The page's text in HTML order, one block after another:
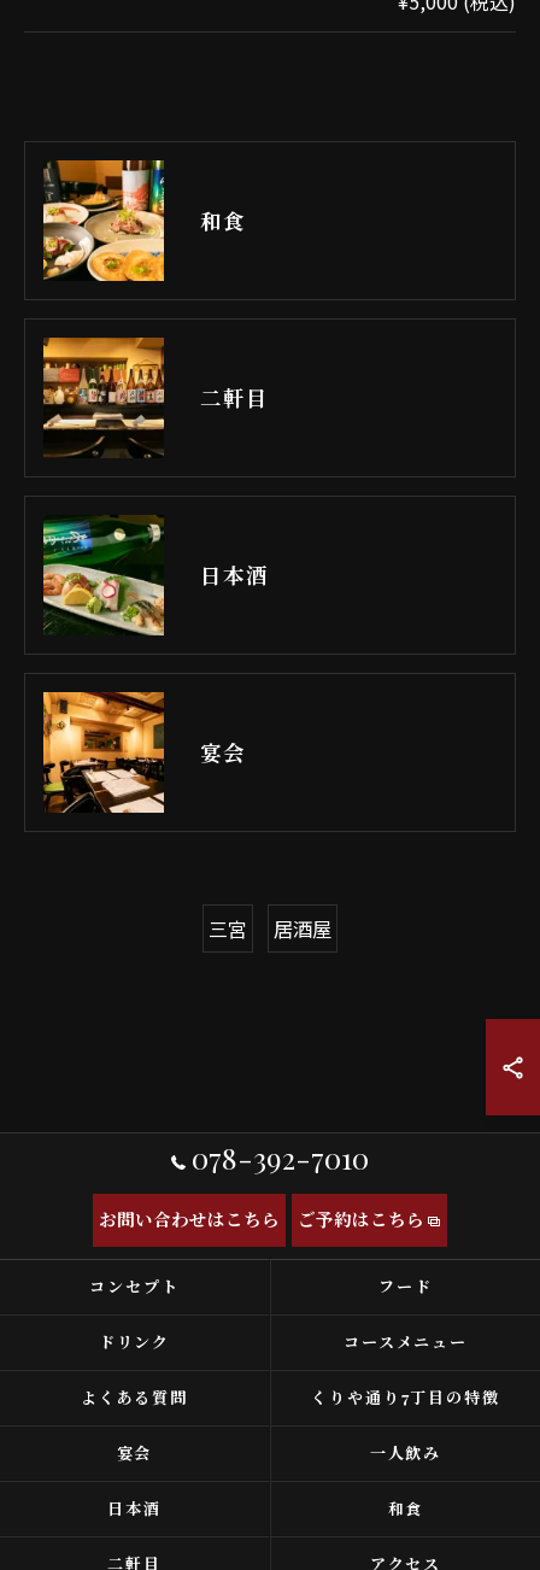
和食
二軒目
日本酒
宴会
三宮 居酒屋
078-392-7010
お問い合わせはこちら ご予約はこちら
コンセプト フード
ドリンク コースメニュー
よくある質問 くりや通り7丁目の特徴
宴会 一人飲み
日本酒 和食
二軒目 アクセス